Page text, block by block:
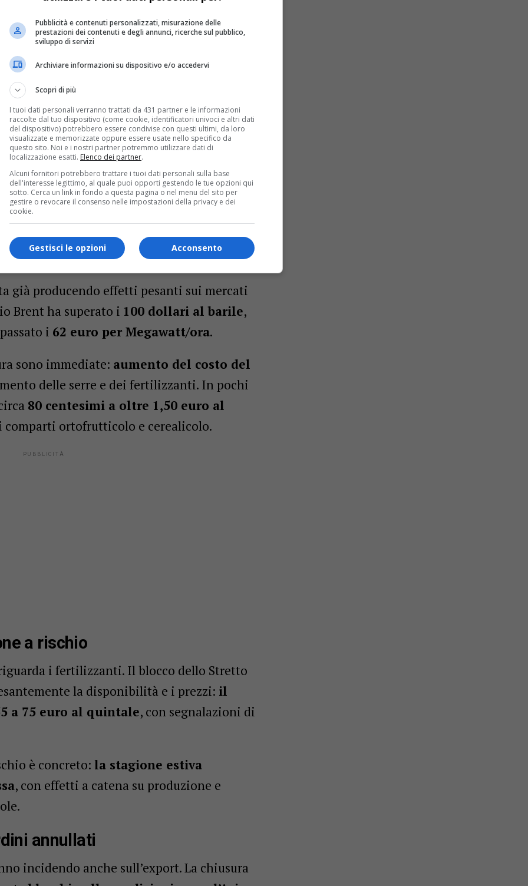
d’Italia, ma la crescita rallenta: Trieste guida, Udine
nasce un ponte tra storia, cultura e futuro
Senato: imprenditrice FVG tra le eccellenze femminili
l’introduzione di unnuovo Temporary
utilizzato durante l’emergenza sanitaria,
Stabilità. L’obiettivo è garantire liquidità e
Stato per sostenere un comparto sempre
fuori controllo
già producendo effetti pesanti sui mercati
Brent ha superato i 100 dollari al barile,
i 62 euro per Megawatt/ora.
sono immediate: aumento del costo del
delle serre e dei fertilizzanti. In pochi
80 centesimi a oltre 1,50 euro al
comparti ortofrutticolo e cerealicolo.
a rischio
i fertilizzanti. Il blocco dello Stretto
la disponibilità e i prezzi: il
a 75 euro al quintale, con segnalazioni di
è concreto: la stagione estiva
, con effetti a catena su produzione e
annullati
incidendo anche sull’export. La chiusura
Pubblicità e contenuti personalizzati, misurazione delle
prestazioni dei contenuti e degli annunci, ricerche sul pubblico,
sviluppo di servizi
Archiviare informazioni su dispositivo e/o accedervi
Scopri di più
I tuoi dati personali verranno trattati da 431 partner e le informazioni
raccolte dal tuo dispositivo (come cookie, identificatori univoci e altri dati
del dispositivo) potrebbero essere condivise con questi ultimi, da loro
visualizzate e memorizzate oppure essere usate nello specifico da
questo sito. Noi e i nostri partner potremmo utilizzare dati di
localizzazione esatti. Elenco dei partner.
Alcuni fornitori potrebbero trattare i tuoi dati personali sulla base
dell'interesse legittimo, al quale puoi opporti gestendo le tue opzioni qui
sotto. Cerca un link in fondo a questa pagina o nel menu del sito per
gestire o revocare il consenso nelle impostazioni della privacy e dei
cookie.
Acconsento
Gestisci le opzioni